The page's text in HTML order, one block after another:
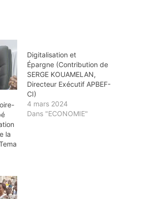
la
Digitalisation et
Épargne (Contribution de
SERGE KOUAMELAN,
Directeur Exécutif APBEF-
CI)
4 mars 2024
Dans "ECONOMIE"